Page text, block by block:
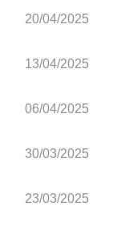
20/04/2025
13/04/2025
06/04/2025
30/03/2025
23/03/2025